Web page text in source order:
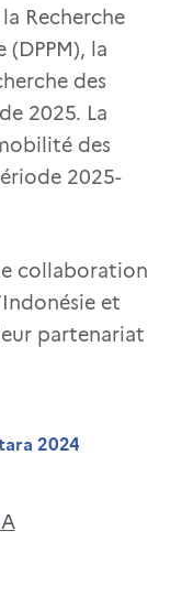
Recherche
la
des
2025. La
des
2025-
collaboration
et
partenariat
2024